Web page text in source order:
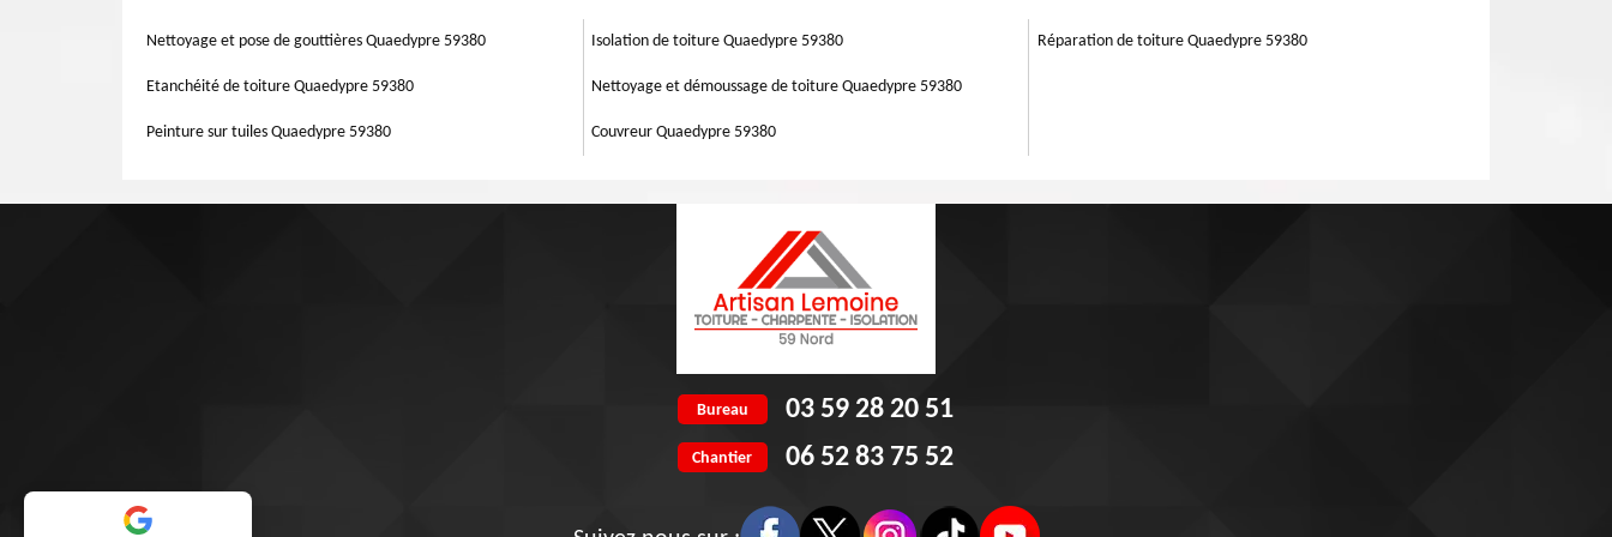
service pour assurer les travaux. Votre façade mérite en effet d’être bien traitée, car elle reflète l’image de votre maison et de
Nettoyage et pose de gouttières Quaedypre 59380
Etanchéité de toiture Quaedypre 59380
Peinture sur tuiles Quaedypre 59380
Isolation de toiture Quaedypre 59380
Nettoyage et démoussage de toiture Quaedypre 59380
Couvreur Quaedypre 59380
Réparation de toiture Quaedypre 59380
Bureau 03 59 28 20 51
Chantier 06 52 83 75 52